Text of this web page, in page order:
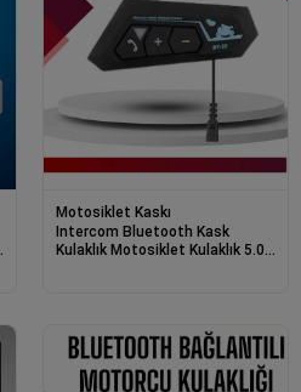
Motosiklet Kaskı
Intercom Bluetooth Kask
Kulaklık Motosiklet Kulaklık 5.0